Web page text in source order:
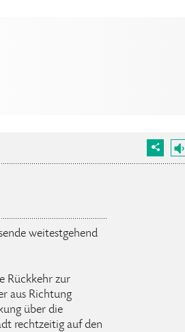
weitestgehend
Rückkehr zur
aus Richtung
über die
rechtzeitig auf den